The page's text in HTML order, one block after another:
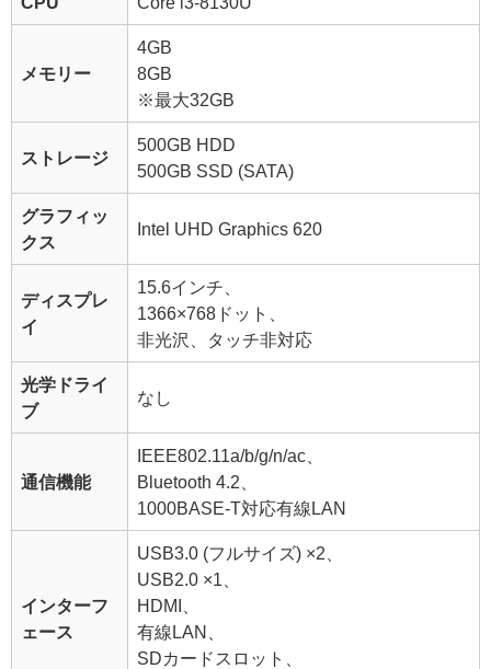
メモリー
4GB
8GB
※最大32GB
ストレージ
500GB HDD
500GB SSD (SATA)
グラフィッ
クス
Intel UHD Graphics 620
ディスプレ
イ
15.6インチ、
1366×768ドット、
非光沢、タッチ非対応
光学ドライ
ブ
なし
通信機能
IEEE802.11a/b/g/n/ac、
Bluetooth 4.2、
1000BASE-T対応有線LAN
インターフ
ェース
USB3.0 (フルサイズ) ×2、
USB2.0 ×1、
HDMI、
有線LAN、
SDカードスロット、